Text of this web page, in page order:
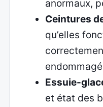
anormaux,
Ceintures
qu’elles
Essuie-
et état des